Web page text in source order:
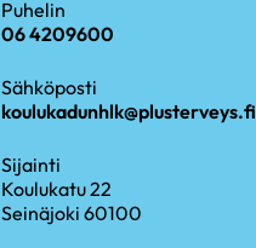
Puhelin
06 4209600
Sähköposti
koulukadunhlk@plusterveys.fi
Sijainti
Koulukatu 22
Seinäjoki 60100